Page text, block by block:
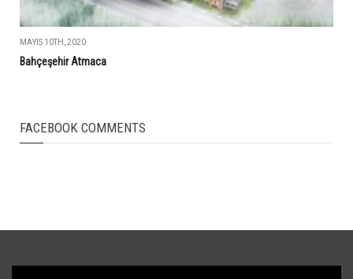
MAYIS 10TH, 2020
Bahçeşehir Atmaca
FACEBOOK COMMENTS